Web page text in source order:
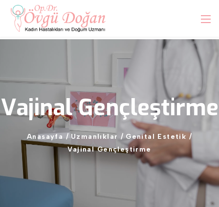
VajinalGençleştirme
Anasayfa / Uzmanlıklar / Genital Estetik /
Vajinal Gençleştirme